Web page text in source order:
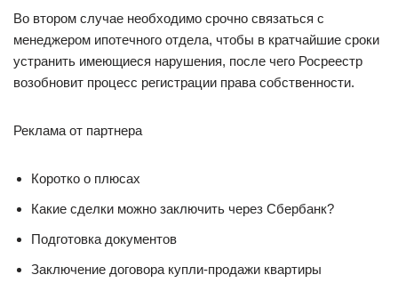
Во втором случае необходимо срочно связаться с
менеджером ипотечного отдела, чтобы в кратчайшие сроки
устранить имеющиеся нарушения, после чего Росреестр
возобновит процесс регистрации права собственности.
Реклама от партнера
Коротко о плюсах
Какие сделки можно заключить через Сбербанк?
Подготовка документов
Заключение договора купли-продажи квартиры